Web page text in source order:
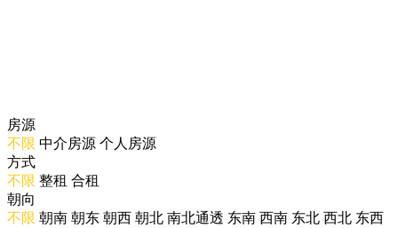
房源
不限 中介房源 个人房源
方式
不限 整租 合租
朝向
不限 朝南 朝东 朝西 朝北 南北通透 东南 西南 东北 西北 东西